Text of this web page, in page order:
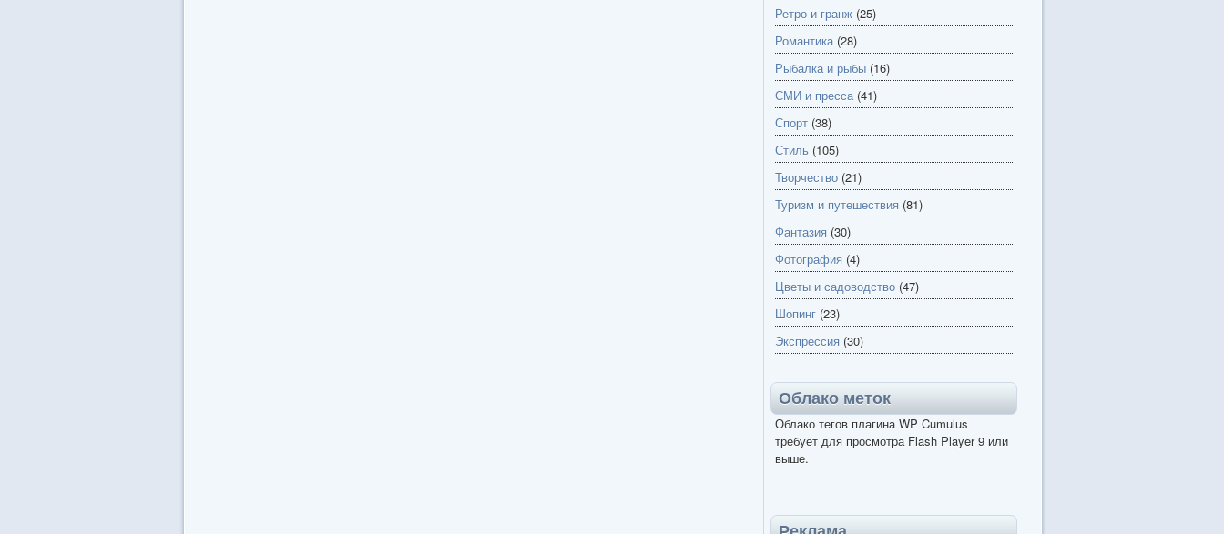
Ретро и гранж (25)
Романтика(28)
Рыбалка и рыбы (16)
СМИ и пресса(41)
Спорт (38)
Стиль (105)
Творчество (21)
Туризм и путешествия (81)
Фантазия (30)
Фотография (4)
Цветы и садоводство (47)
Шопинг (23)
Экспрессия (30)
Облако меток
Облако тегов плагина WP Cumulus
требует для просмотра Flash Player 9 или
выше.